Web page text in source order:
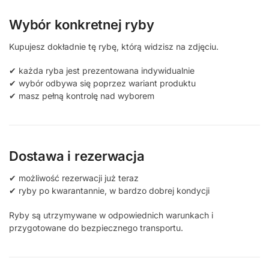
Wybór konkretnej ryby
Kupujesz dokładnie tę rybę, którą widzisz na zdjęciu.
✔ każda ryba jest prezentowana indywidualnie
✔ wybór odbywa się poprzez wariant produktu
✔ masz pełną kontrolę nad wyborem
Dostawa i rezerwacja
✔ możliwość rezerwacji już teraz
✔ ryby po kwarantannie, w bardzo dobrej kondycji
Ryby są utrzymywane w odpowiednich warunkach i
przygotowane do bezpiecznego transportu.